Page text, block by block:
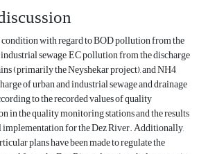
with regard to BOD pollution from the
sewage, EC pollution from the discharge
(primarily the Neyshekar project), and NH4
of urban and industrial sewage and drainage
to the recorded values of quality
in the quality monitoring stations and the results
for the Dez River. Additionally,
plans have been made to regulate the